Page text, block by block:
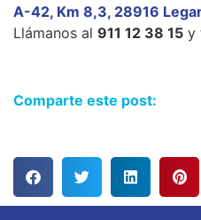
A-42, Km 8,3, 28916
Llámanos al 911 12 38 15 y
Comparte este post: